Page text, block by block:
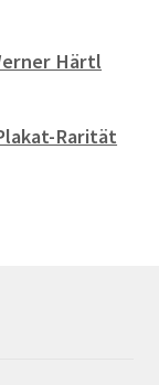
Härtl
Rarität